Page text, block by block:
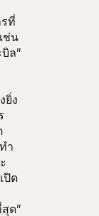
ที่
ช่น
ล”
ยิ่ง
ำ
ปิด
ด”